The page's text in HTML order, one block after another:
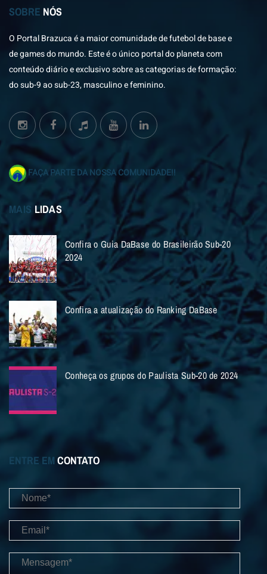
SOBRE NÓS
O Portal Brazuca é a maior comunidade de futebol de base e
de games do mundo. Este é o único portal do planeta com
conteúdo diário e exclusivo sobre as categorias de formação:
do sub-9 ao sub-23, masculino e feminino.
FAÇA PARTE DA NOSSA COMUNIDADE!!
MAIS LIDAS
Confira o Guia DaBase do Brasileirão Sub-20
2024
Confira a atualização do Ranking DaBase
Conheça os grupos do Paulista Sub-20 de 2024
ENTRE EM CONTATO